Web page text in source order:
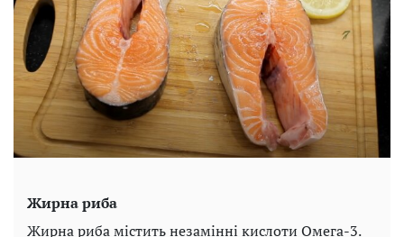
Жирна риба
Жирна риба містить незамінні кислоти Омега-3.